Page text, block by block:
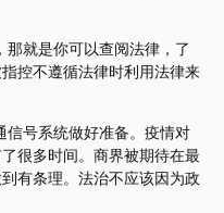
就是你可以查阅法律，了
控不遵循法律时利用法律来
信号系统做好准备。疫情对
很多时间。商界被期待在最
有条理。法治不应该因为政